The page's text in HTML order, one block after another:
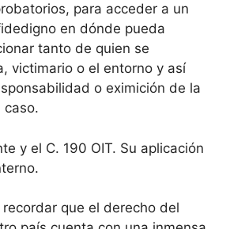
para acceder a un
en dónde pueda
tanto de quien se
victimario o el entorno y así
o eximición de la
caso.
y el C. 190 OIT. Su aplicación
que el derecho del